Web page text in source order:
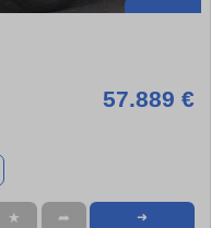
57.889 €
★ ➦ ➜